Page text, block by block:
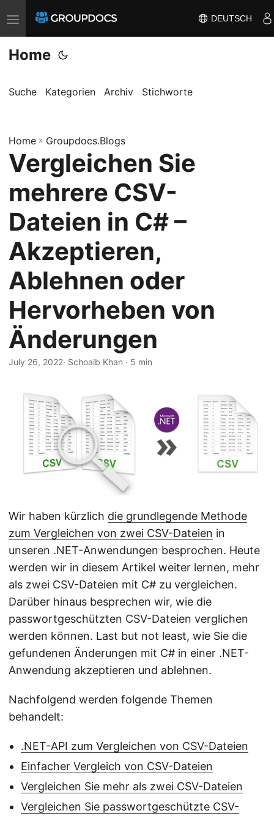
T
o
g
l
a
v
g
t
i
o
n
DEUTSCH
Home
Suche Kategorien Archiv Stichworte
Home » Groupdocs.Blogs
Vergleichen Sie
mehrere CSV-
Dateien in C# –
Akzeptieren,
Ablehnen oder
Hervorheben von
Änderungen
July 26, 2022· Schoaib Khan · 5 min
Wir haben kürzlich die grundlegende Methode
zum Vergleichen von zwei CSV-Dateien in
unseren .NET-Anwendungen besprochen. Heute
werden wir in diesem Artikel weiter lernen, mehr
als zwei CSV-Dateien mit C# zu vergleichen.
Darüber hinaus besprechen wir, wie die
passwortgeschützten CSV-Dateien verglichen
werden können. Last but not least, wie Sie die
gefundenen Änderungen mit C# in einer .NET-
Anwendung akzeptieren und ablehnen.
Nachfolgend werden folgende Themen
behandelt:
.NET-API zum Vergleichen von CSV-Dateien
Einfacher Vergleich von CSV-Dateien
Vergleichen Sie mehr als zwei CSV-Dateien
Vergleichen Sie passwortgeschützte CSV-